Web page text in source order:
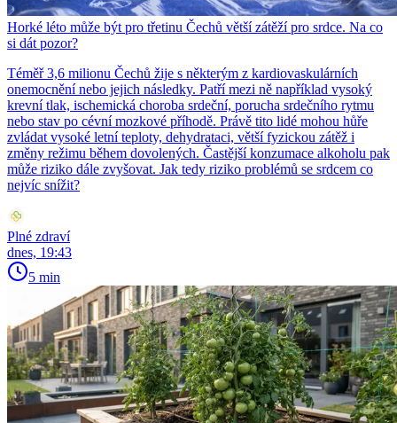
Horké léto může být pro třetinu Čechů větší zátěží pro srdce. Na co
si dát pozor?
Téměř 3,6 milionu Čechů žije s některým z kardiovaskulárních
onemocnění nebo jejich následky. Patří mezi ně například vysoký
krevní tlak, ischemická choroba srdeční, porucha srdečního rytmu
nebo stav po cévní mozkové příhodě. Právě tito lidé mohou hůře
zvládat vysoké letní teploty, dehydrataci, větší fyzickou zátěž i
změny režimu během dovolených. Častější konzumace alkoholu pak
může riziko dále zvyšovat. Jak tedy riziko problémů se srdcem co
nejvíc snížit?
Plné zdraví
dnes, 19:43
5 min